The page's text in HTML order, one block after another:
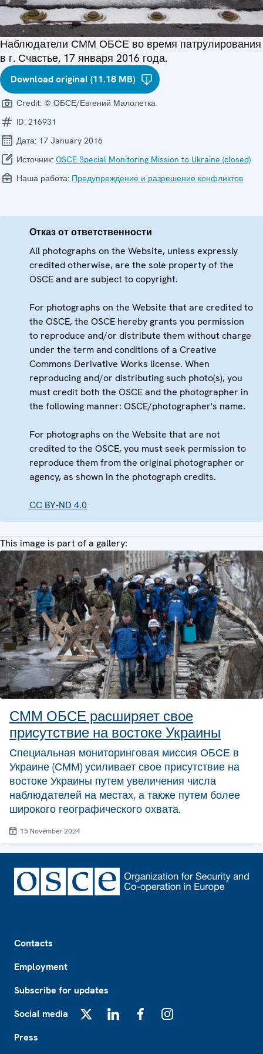
Наблюдатели СММ ОБСЕ во время патрулирования
в г. Счастье, 17 января 2016 года.
Download original (11.18 MB)
Credit: © ОБСЕ/Евгений Малолетка
ID: 216931
Дата: 17 January 2016
Источник: OSCE Special Monitoring Mission to Ukraine (closed)
Наша работа: Предупреждение и разрешение конфликтов
Отказ от ответственности
All photographs on the Website, unless expressly
credited otherwise, are the sole property of the
OSCE and are subject to copyright.
For photographs on the Website that are credited to
the OSCE, the OSCE hereby grants you permission
to reproduce and/or distribute them without charge
under the term and conditions of a Creative
Commons Derivative Works license. When
reproducing and/or distributing such photo(s), you
must credit both the OSCE and the photographer in
the following manner: OSCE/photographer's name.
For photographs on the Website that are not
credited to the OSCE, you must seek permission to
reproduce them from the original photographer or
agency, as shown in the photograph credits.
CC BY-ND 4.0
This image is part of a gallery:
СММ ОБСЕ расширяет свое
присутствие на востоке Украины
Специальная мониторинговая миссия ОБСЕ в
Украине (СММ) усиливает свое присутствие на
востоке Украины путем увеличения числа
наблюдателей на местах, а также путем более
широкого географического охвата.
15 November 2024
Contacts
Employment
Subscribe for updates
Social media
Press